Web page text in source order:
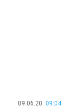
09.06.20 09:04